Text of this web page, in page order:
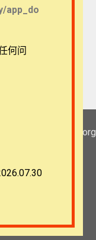
ezrahall@timotai.org
app_do
何问